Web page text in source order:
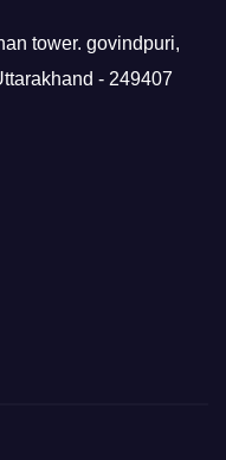
tower. govindpuri,
- 249407